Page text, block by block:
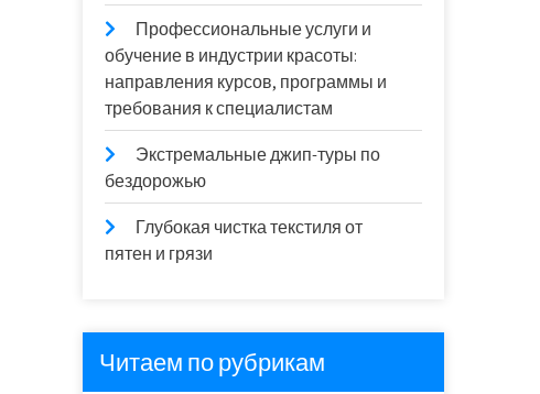
Профессиональные услуги и
обучение в индустрии красоты:
направления курсов, программы и
требования к специалистам
Экстремальные джип-туры по
бездорожью
Глубокая чистка текстиля от
пятен и грязи
Читаем по рубрикам